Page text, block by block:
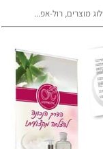
מוצרים, רול-אפ...